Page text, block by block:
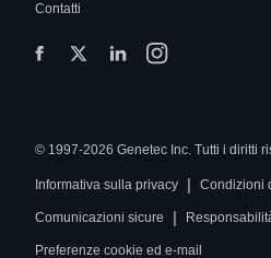
Contatti
© 1997-2026 Genetec Inc. Tutti i diritti
Informativa sulla privacy | Condizioni
Comunicazioni sicure |
Preferenze cookie ed e-mail